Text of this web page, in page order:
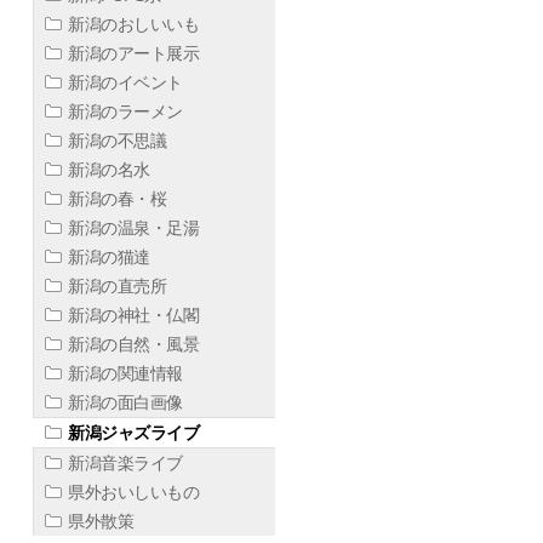
新潟のおしいいも
新潟のアート展示
新潟のイベント
新潟のラーメン
新潟の不思議
新潟の名水
新潟の春・桜
新潟の温泉・足湯
新潟の猫達
新潟の直売所
新潟の神社・仏閣
新潟の自然・風景
新潟の関連情報
新潟の面白画像
新潟ジャズライブ
新潟音楽ライブ
県外おいしいもの
県外散策